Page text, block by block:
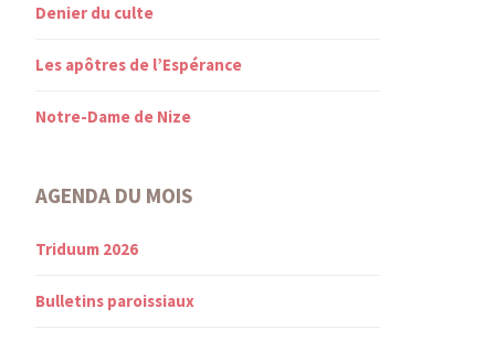
Denier du culte
Les apôtres de l’Espérance
Notre-Dame de Nize
AGENDA DU MOIS
Triduum 2026
Bulletins paroissiaux